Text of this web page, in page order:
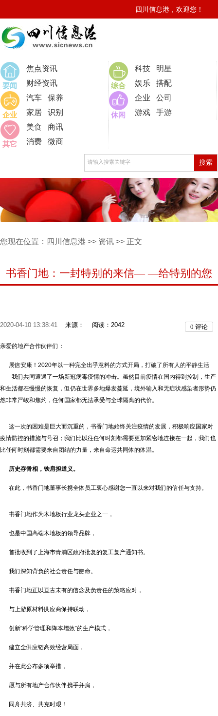
四川信息港，欢迎您！
要闻
焦点资讯
财经资讯
综合
科技
明星
娱乐
搭配
企业
汽车
保养
家居
识别 休闲
企业
公司
游戏
手游
其它
美食
商讯
消费
微商
您现在位置： 四川信息港 >> 资讯 >> 正文
书香门地：一封特别的来信— —给特别的您
2020-04-10 13:38:41 来源： 阅读：2042 0 评论
亲爱的地产合作伙伴们：
展信安康！2020年以一种完全出乎意料的方式开局，打破了所有人的平静生活
——我们共同遭遇了一场新冠病毒疫情的冲击。虽然目前疫情在国内得到控制，生产
和生活都在慢慢的恢复，但仍在世界多地爆发蔓延，境外输入和无症状感染者形势仍
然非常严峻和焦灼，任何国家都无法承受与全球隔离的代价。
这一次的困难是巨大而沉重的，书香门地始终关注疫情的发展，积极响应国家对
疫情防控的措施与号召；我们比以往任何时刻都需要更加紧密地连接在一起，我们也
比任何时刻都需要来自团结的力量，来自命运共同体的体温。
历史存骨相，铁肩担道义。
在此，书香门地董事长携全体员工衷心感谢您一直以来对我们的信任与支持。
书香门地作为木地板行业龙头企业之一，
也是中国高端木地板的领导品牌，
首批收到了上海市青浦区政府批复的复工复产通知书。
我们深知背负的社会责任与使命。
书香门地正以亘古未有的信念及负责任的策略应对，
与上游原材料供应商保持联动，
创新“科学管理和降本增效”的生产模式，
建立全供应链高效经营局面，
并在此公布多项举措，
愿与所有地产合作伙伴携手并肩，
同舟共济、共克时艰！